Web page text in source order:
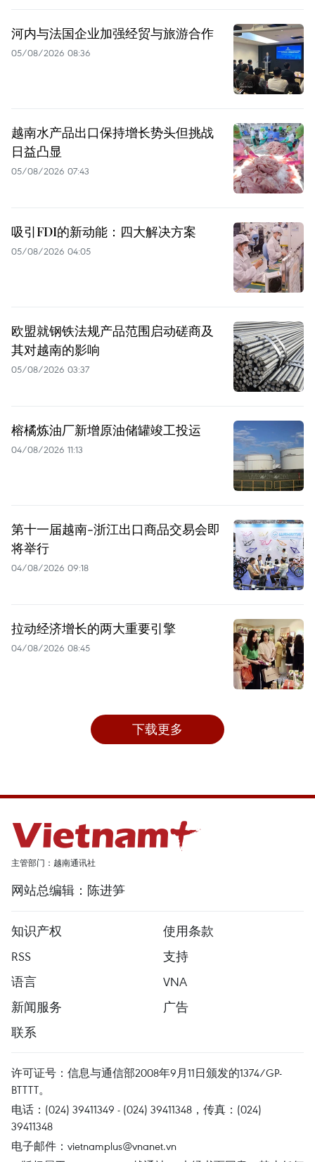
河内与法国企业加强经贸与旅游合作
05/08/2026 08:36
越南水产品出口保持增长势头但挑战
日益凸显
05/08/2026 07:43
吸引FDI的新动能：四大解决方案
05/08/2026 04:05
欧盟就钢铁法规产品范围启动磋商及
其对越南的影响
05/08/2026 03:37
榕橘炼油厂新增原油储罐竣工投运
04/08/2026 11:13
第十一届越南-浙江出口商品交易会即
将举行
04/08/2026 09:18
拉动经济增长的两大重要引擎
04/08/2026 08:45
下载更多
主管部门：越南通讯社
网站总编辑：陈进笋
知识产权
使用条款
RSS
支持
语言
VNA
新闻服务
广告
联系
许可证号：信息与通信部2008年9月11日颁发的1374/GP-
BTTTT。
电话：(024) 39411349 - (024) 39411348，传真：(024)
39411348
电子邮件： vietnamplus@vnanet.vn